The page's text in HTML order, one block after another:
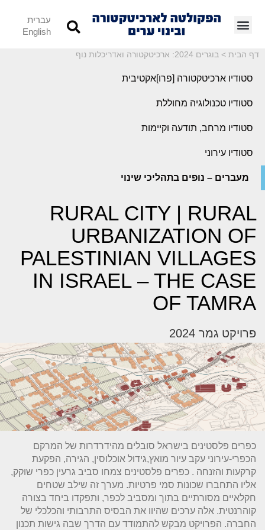
עברית
English
דף הבית > בוגרים 2024: ארכיטקטורה ואדריכלות נוף
סטודיו ארכיטקטורה [פרו]אקטיבית
סטודיו טכנולוגיה מחוללת
סטודיו מרחב, תודעה וקיימות
סטודיו עירוני
מעברים – נופים בתהליכי שינוי
RURAL CITY | RURAL
URBANIZATION OF
PALESTINIAN VILLAGES
IN ISRAEL – THE CASE
OF TAMRA
פרויקט גמר 2024
כפרים פלסטינים בישראל סובלים מהידרדרות של המרקם
הכפרי-עירוני עקב עיור מואץ,גידול אוכלוסין, הגירה, הפקעת
קרקעות והזנחה . כפרים פלסטינים צמחו סביב גרעין כפרי שוקק,
אליו התחברו שכונות סמי פרטיות. מערך זה שילב שטחים
חקלאיים מסורתיים בתוך ומסביב לכפר, ותפקדו ביחד בצורה
קוהרנטית. אלה ערכים שהיוו את הבסיס התרבותי והכלכלי של
החברה. הפרויקט מבקש להתמודד עם הדרך שבה גישות תכנון